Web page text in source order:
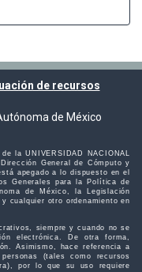
de recursos
de México
la UNIVERSIDAD NACIONAL
General de Cómputo y
apegado a lo dispuesto en el
Generales para la Política de
de México, la Legislación
cualquier otro ordenamiento en
siempre y cuando no se
electrónica. De otra forma,
Asimismo, hace referencia a
(tales como recursos
por lo que su uso requiere